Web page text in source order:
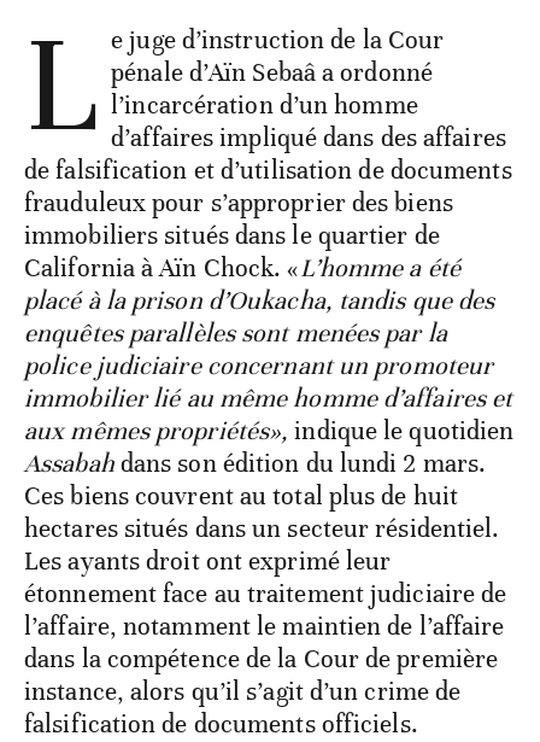
L e juge d’instruction de la Cour
pénale d’Aïn Sebaâ a ordonné
l’incarcération d’un homme
d’affaires impliqué dans des affaires
de falsification et d’utilisation de documents
frauduleux pour s’approprier des biens
immobiliers situés dans le quartier de
California à Aïn Chock. «L’homme a été
placé à la prison d’Oukacha, tandis que des
enquêtes parallèles sont menées par la
police judiciaire concernant un promoteur
immobilier lié au même homme d’affaires et
aux mêmes propriétés», indique le quotidien
Assabahdans son édition du lundi 2 mars.
Ces biens couvrent au total plus de huit
hectares situés dans un secteur résidentiel.
Les ayants droit ont exprimé leur
étonnement face au traitement judiciaire de
l’affaire, notamment le maintien de l’affaire
dans la compétence de la Cour de première
instance, alors qu’il s’agit d’un crime de
falsification de documents officiels.